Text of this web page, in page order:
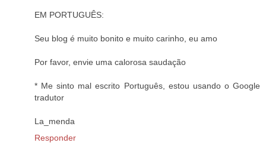
EM PORTUGUÊS:
Seu blog é muito bonito e muito carinho, eu amo
Por favor, envie uma calorosa saudação
* Me sinto mal escrito Português, estou usando o Google
tradutor
La_menda
Responder